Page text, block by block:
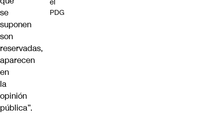
se
suponen
son
reservadas,
aparecen
en
la
opinión
pública”.
el
PDG